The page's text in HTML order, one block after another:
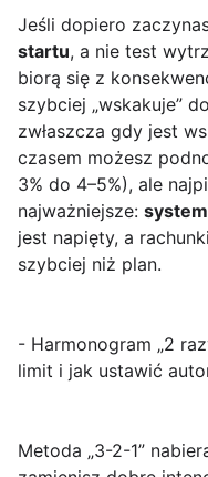
Jeśli dopiero
startu, a nie test
biorą się z
szybciej „wskakuje”
zwłaszcza gdy jest
czasem możesz
3% do 4–5%), ale
najważniejsze:
jest napięty, a
szybciej niż plan.
- Harmonogram „2
limit i jak ustawić
Metoda „3-2-1”